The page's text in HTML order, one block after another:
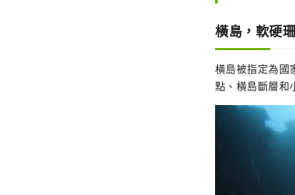
橫島，軟硬
橫島被指定為國
點、橫島斷層和